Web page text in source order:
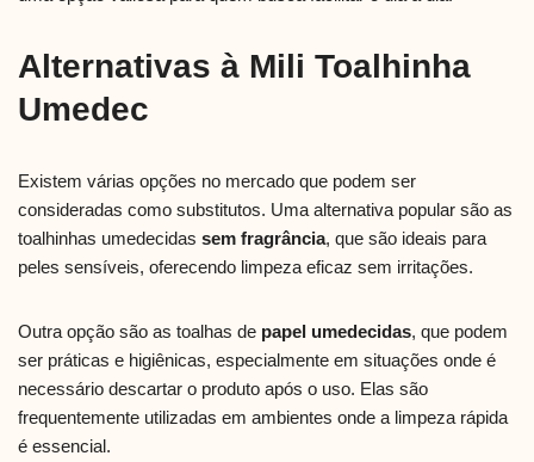
Alternativas à Mili Toalhinha
Umedec
Existem várias opções no mercado que podem ser
consideradas como substitutos. Uma alternativa popular são as
toalhinhas umedecidas sem fragrância, que são ideais para
peles sensíveis, oferecendo limpeza eficaz sem irritações.
Outra opção são as toalhas de papel umedecidas, que podem
ser práticas e higiênicas, especialmente em situações onde é
necessário descartar o produto após o uso. Elas são
frequentemente utilizadas em ambientes onde a limpeza rápida
é essencial.